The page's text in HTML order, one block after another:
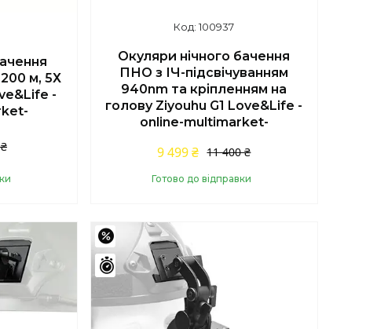
м, 5Х
-
100937
Окуляри нічного бачення
ПНО з ІЧ-підсвічуванням
940nm та кріпленням на
голову Ziyouhu G1 Love&Life -
online-multimarket-
11 400 ₴
9 499 ₴
Готово до відправки
–13%
Залишилось 43 дні